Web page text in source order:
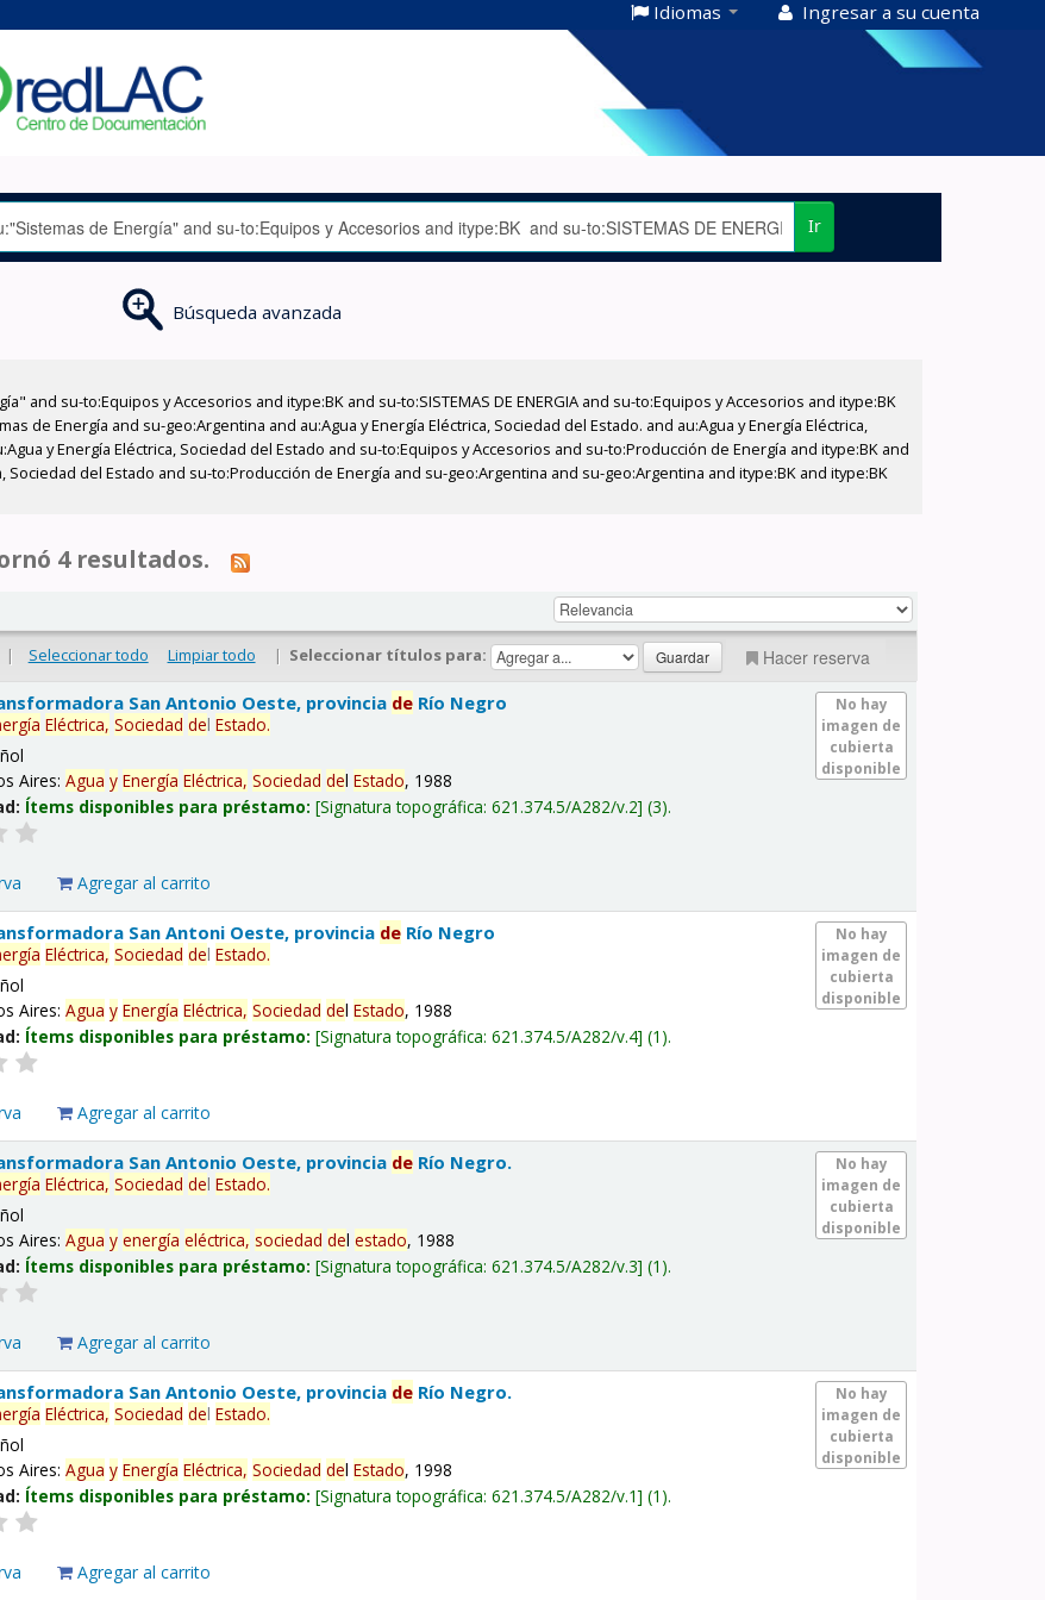
Idiomas Ingresar a su cuenta
Ir
Búsqueda avanzada
and su-to:Equipos y Accesorios and itype:BK and su-to:SISTEMAS DE ENERGIA and su-to:Equipos y Accesorios and itype:BK
de Energía and su-geo:Argentina and au:Agua y Energía Eléctrica, Sociedad del Estado. and au:Agua y Energía Eléctrica,
y Energía Eléctrica, Sociedad del Estado and su-to:Equipos y Accesorios and su-to:Producción de Energía and itype:BK and
Sociedad del Estado and su-to:Producción de Energía and su-geo:Argentina and su-geo:Argentina and itype:BK and itype:BK
4 resultados.
| Seleccionar todo Limpiar todo | Seleccionar títulos para: Hacer reserva
No hay
imagen de
cubierta
disponible
San Antonio Oeste, provincia de Río Negro
Eléctrica, Sociedad delEstado.
Aires:Agua y Energía Eléctrica, Sociedad delEstado, 1988
Ítems disponibles para préstamo: Signatura topográfica:621.374.5/A282/v.2 (3).
Agregar al carrito
No hay
imagen de
cubierta
disponible
San Antoni Oeste, provincia de Río Negro
Eléctrica, Sociedad delEstado.
Aires:Agua y Energía Eléctrica, Sociedad delEstado, 1988
Ítems disponibles para préstamo: Signatura topográfica:621.374.5/A282/v.4 (1).
Agregar al carrito
No hay
imagen de
cubierta
disponible
San Antonio Oeste, provincia de Río Negro.
Eléctrica, Sociedad delEstado.
Aires:Agua y energía eléctrica, sociedad delestado, 1988
Ítems disponibles para préstamo: Signatura topográfica:621.374.5/A282/v.3 (1).
Agregar al carrito
No hay
imagen de
cubierta
disponible
San Antonio Oeste, provincia de Río Negro.
Eléctrica, Sociedad delEstado.
Aires:Agua y Energía Eléctrica, Sociedad delEstado, 1998
Ítems disponibles para préstamo: Signatura topográfica:621.374.5/A282/v.1 (1).
Agregar al carrito